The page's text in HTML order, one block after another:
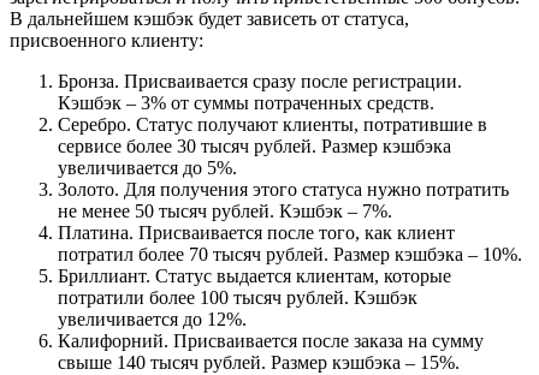
В дальнейшем кэшбэк будет зависеть от статуса,
присвоенного клиенту:
Бронза. Присваивается сразу после регистрации.
Кэшбэк – 3% от суммы потраченных средств.
Серебро. Статус получают клиенты, потратившие в
сервисе более 30 тысяч рублей. Размер кэшбэка
увеличивается до 5%.
Золото. Для получения этого статуса нужно потратить
не менее 50 тысяч рублей. Кэшбэк – 7%.
Платина. Присваивается после того, как клиент
потратил более 70 тысяч рублей. Размер кэшбэка – 10%.
Бриллиант. Статус выдается клиентам, которые
потратили более 100 тысяч рублей. Кэшбэк
увеличивается до 12%.
Калифорний. Присваивается после заказа на сумму
свыше 140 тысяч рублей. Размер кэшбэка – 15%.